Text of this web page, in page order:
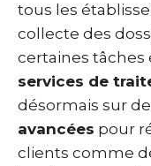
tous les
collecte des
certaines tâches
services de
désormais sur
avancées pour
clients comme